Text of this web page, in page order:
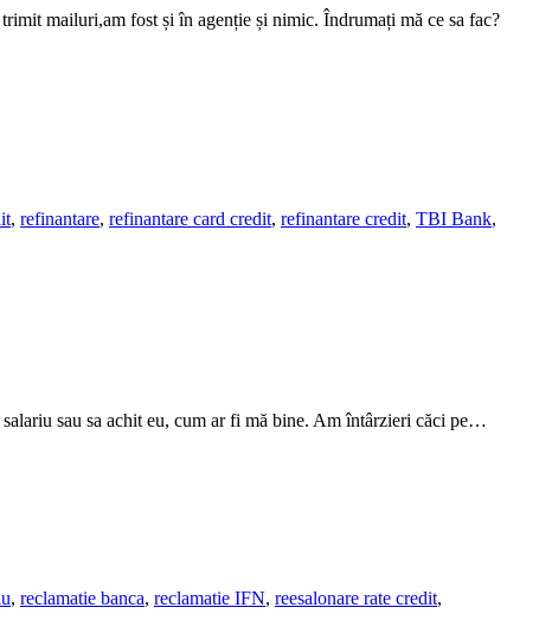
mailuri,am fost și în agenție și nimic. Îndrumați mă ce sa fac?
, refinantare, refinantare card credit, refinantare credit, TBI Bank,
sau sa achit eu, cum ar fi mă bine. Am întârzieri căci pe…
, reclamatie banca, reclamatie IFN, reesalonare rate credit,